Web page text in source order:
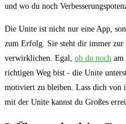
und wo du noch
Die‍ Unite ist nicht nur eine ⁣App,
zum⁣ Erfolg. Sie steht dir immer
verwirklichen. Egal, ob du noch ⁢am
richtigen Weg‌ bist -‍ die ⁤Unite
motiviert zu bleiben. Lass dich von
mit der Unite kannst du Großes